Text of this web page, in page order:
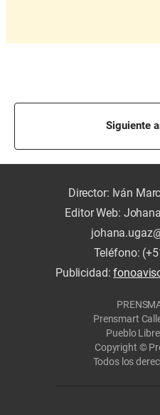
Siguiente
Director: Iván
Editor Web:
Teléfono:
Publicidad:
Prensmart
Pueblo
Copyright ©
Todos los